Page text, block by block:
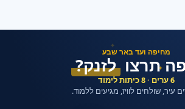
✦
✦
מחיפה ועד באר שבע
תרצולזנק?
6 ערים · 8 כיתות לימוד
עיר, שולחים לוויז, מגיעים ללמוד.